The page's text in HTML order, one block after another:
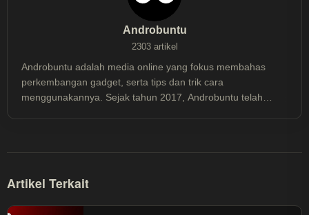
Androbuntu
2303 artikel
Androbuntu adalah media online yang fokus membahas
perkembangan gadget, serta tips dan trik cara
menggunakannya. Sejak tahun 2017, Androbuntu telah
Artikel Terkait